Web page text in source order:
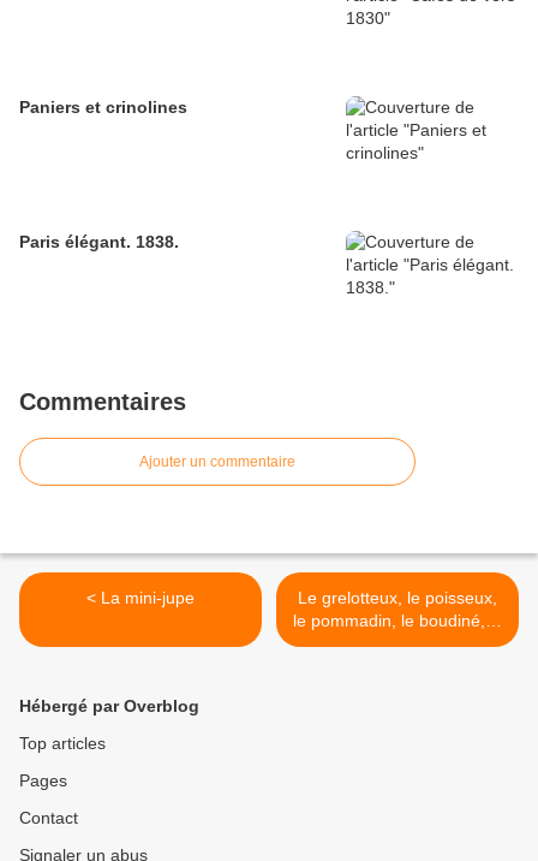
Paniers et crinolines
Paris élégant. 1838.
Commentaires
Ajouter un commentaire
< La mini-jupe
Le grelotteux, le poisseux,
le pommadin, le boudiné, le
gratiné, la fine fleur, le gilet
Hébergé par Overblog
Top articles
Pages
Contact
Signaler un abus